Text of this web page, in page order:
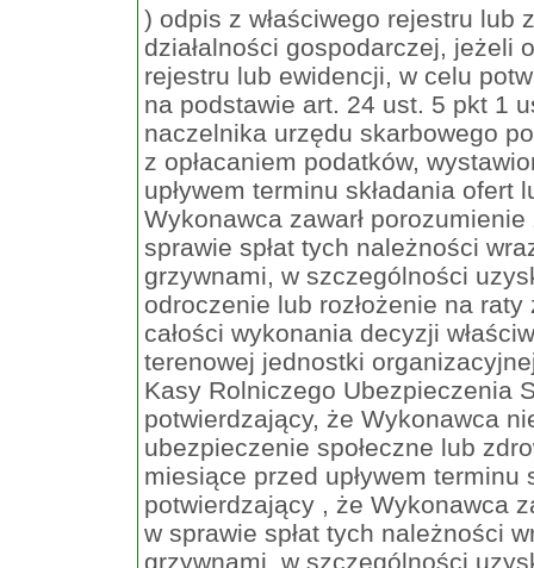
) odpis z właściwego rejestru lub
działalności gospodarczej, jeżeli
rejestru lub ewidencji, w celu
na podstawie art. 24 ust. 5 pkt 1
naczelnika urzędu skarbowego
z opłacaniem podatków,
upływem terminu składania
Wykonawca zawarł
sprawie spłat tych należności
grzywnami, w szczególności
odroczenie lub rozłożenie na
całości wykonania decyzji
terenowej jednostki
Kasy Rolniczego Ubezpieczenia
potwierdzający, że Wykonawca
ubezpieczenie społeczne lub
miesiące przed upływem
potwierdzający , że Wykonawca
w sprawie spłat tych należności
grzywnami, w szczególności